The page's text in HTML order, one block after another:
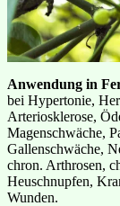
Anwendung in
bei Hypertonie,
Arteriosklerose,
Magenschwäche,
Gallenschwäche,
chron. Arthrosen,
Heuschnupfen,
Wunden.